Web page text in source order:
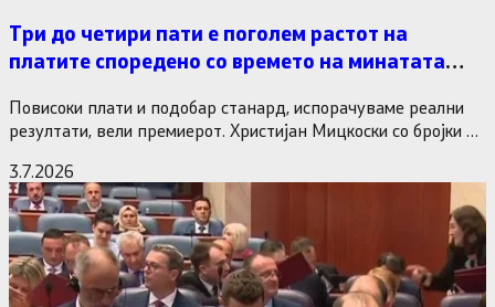
Три до четири пати е поголем растот на
платите споредено со времето на минатата
Повисоки плати и подобар станард, испорачуваме реални
резултати, вели премиерот. Христијан Мицкоски со бројки и
3.7.2026